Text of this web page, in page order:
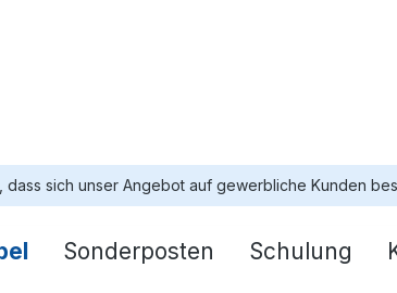
dass sich unser Angebot auf gewerbliche Kunden
Sonderposten Schulung